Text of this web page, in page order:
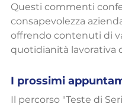
Questi commenti
consapevolezza
offrendo contenuti di
quotidianità lavorativa
I prossimi
Il percorso "Teste di